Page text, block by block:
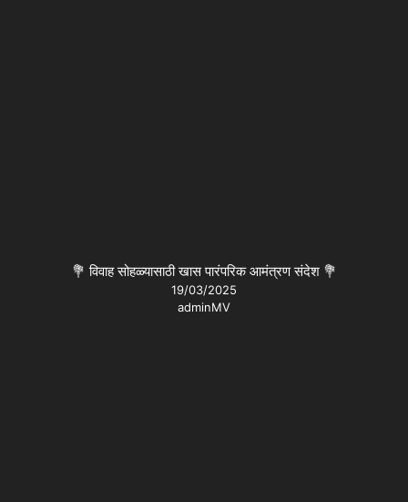
💐 विवाह सोहळ्यासाठी खास पारंपरिक आमंत्रण संदेश 💐
19/03/2025
adminMV